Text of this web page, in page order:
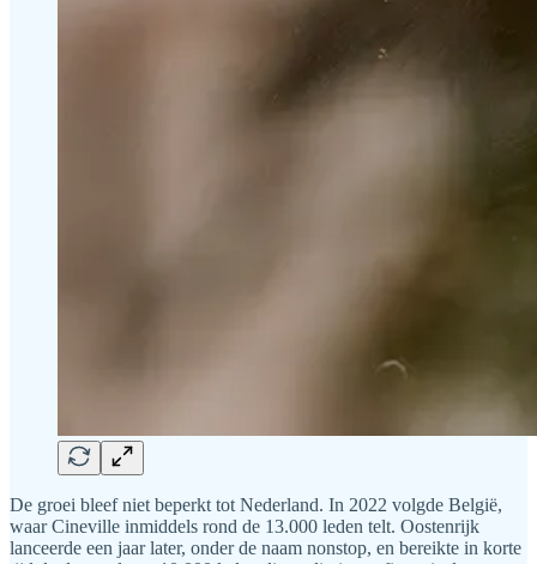
De groei bleef niet beperkt tot Nederland. In 2022 volgde België,
waar Cineville inmiddels rond de 13.000 leden telt. Oostenrijk
lanceerde een jaar later, onder de naam nonstop, en bereikte in korte